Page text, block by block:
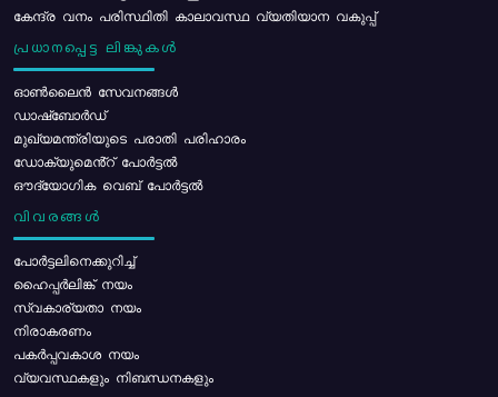
കേന്ദ്ര വനം പരിസ്ഥിതി കാലാവസ്ഥ വ്യതിയാന വകുപ്പ്
പ്രധാനപ്പെട്ട ലിങ്കുകൾ
ഓൺലൈൻ സേവനങ്ങൾ
ഡാഷ്ബോർഡ്
മുഖ്യമന്ത്രിയുടെ പരാതി പരിഹാരം
ഡോക്യുമെൻ്റ് പോർട്ടൽ
ഔദ്യോഗിക വെബ് പോർട്ടൽ
വിവരങ്ങൾ
പോര്‍ട്ടലിനെക്കുറിച്ച്
ഹൈപ്പർലിങ്ക് നയം
സ്വകാര്യതാ നയം
നിരാകരണം
പകർപ്പവകാശ നയം
വ്യവസ്ഥകളും നിബന്ധനകളും